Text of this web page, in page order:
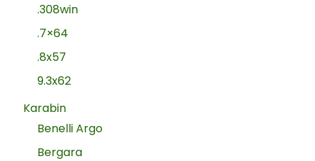
.308win
.7×64
.8x57
9.3x62
Karabin
Benelli Argo
Bergara